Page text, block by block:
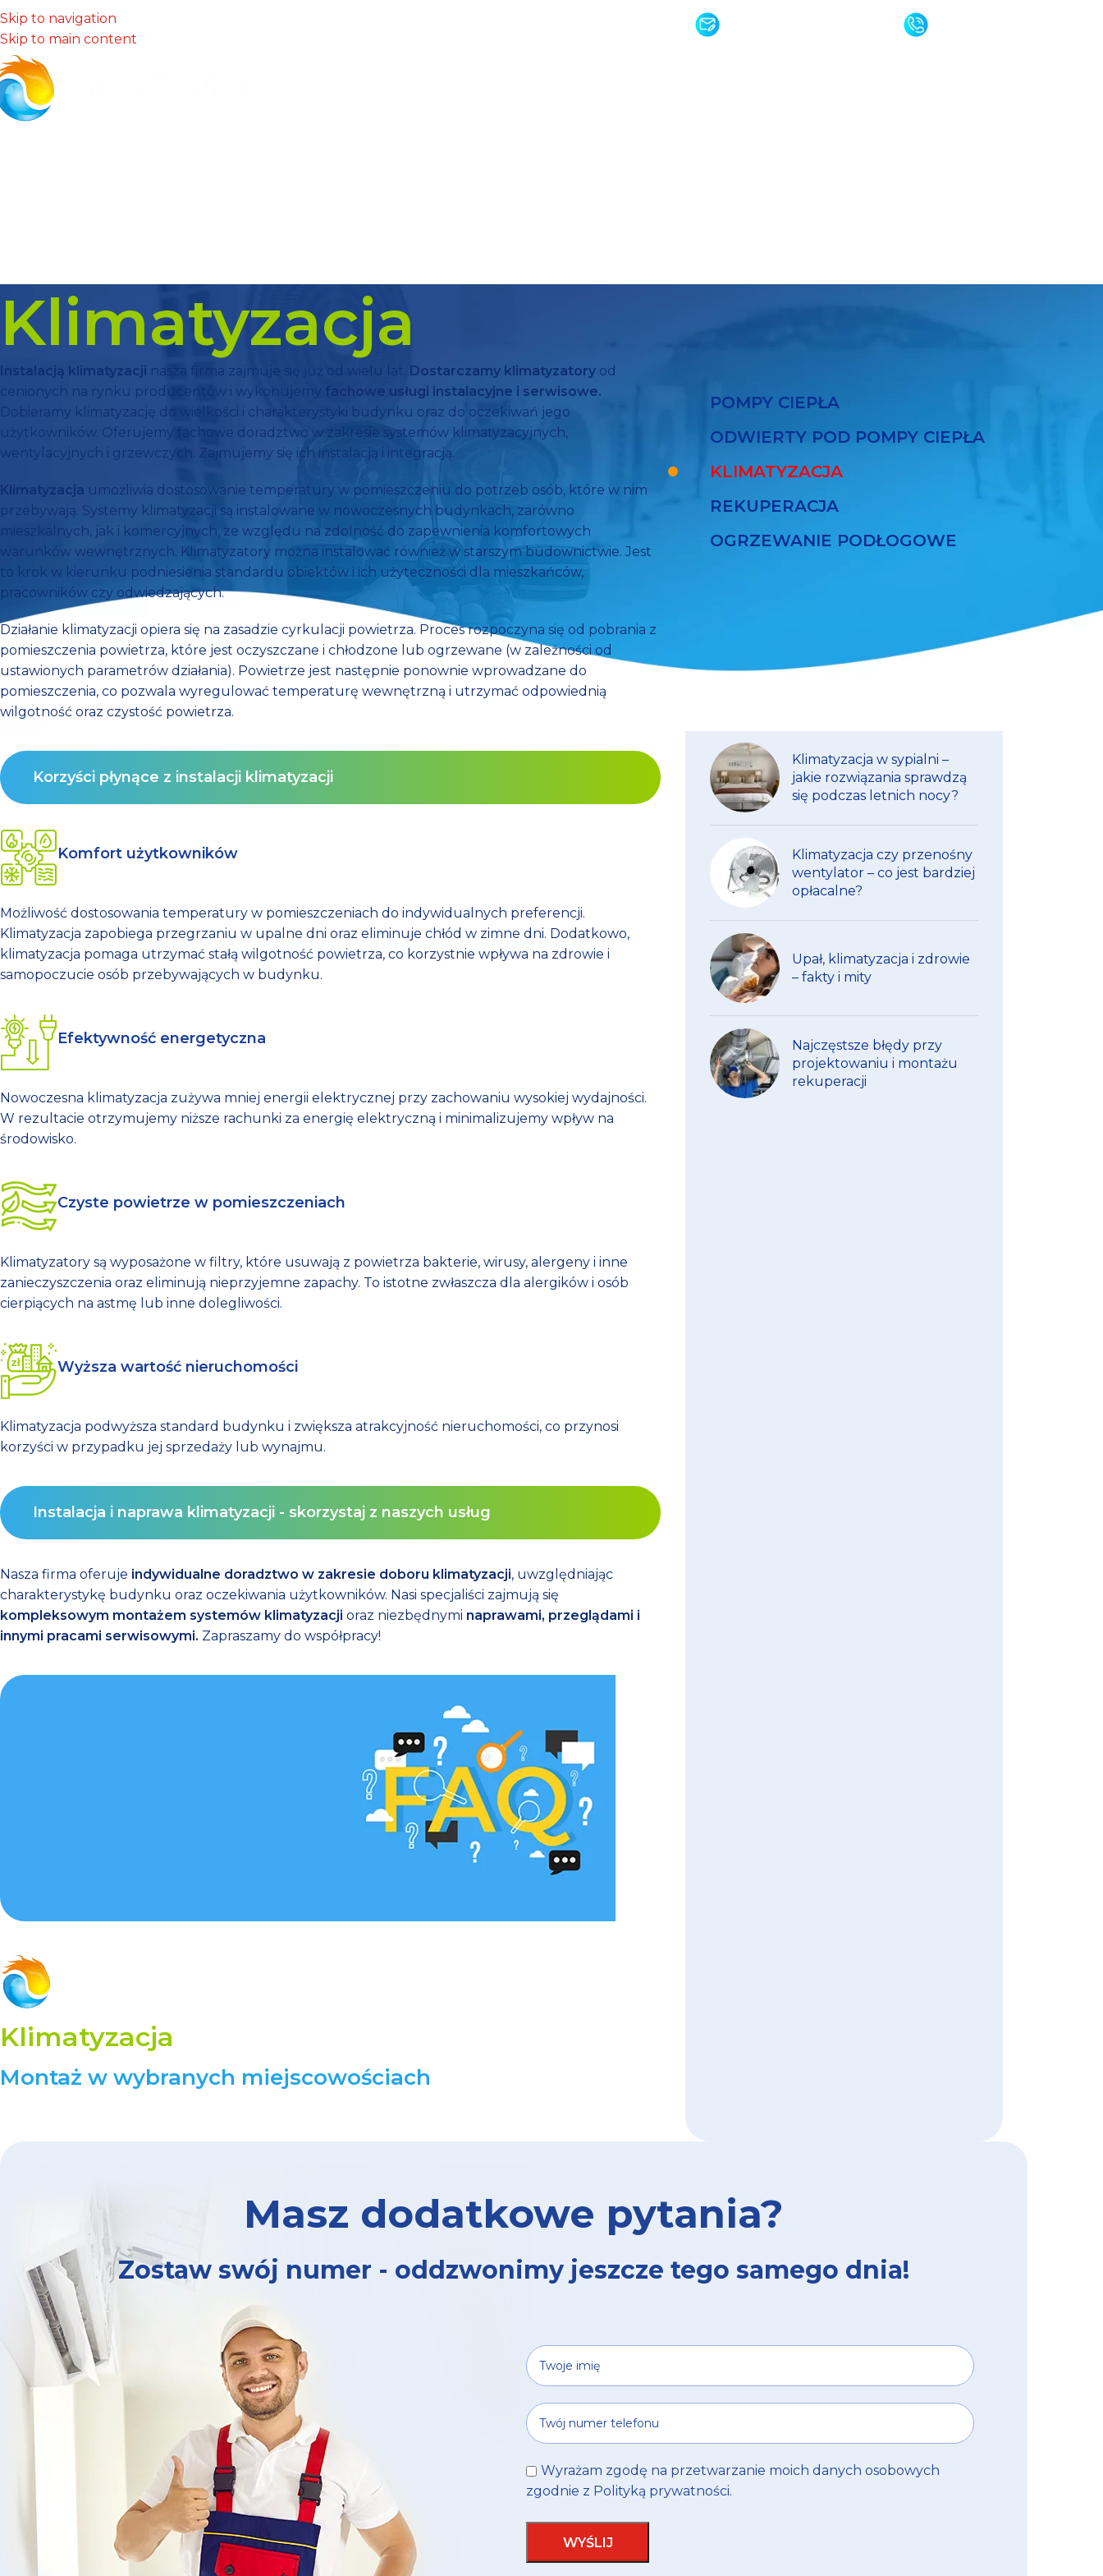
Skip to navigation
Skip to main content
Klimatyzacja
Instalacją klimatyzacji nasza firma zajmuje się już od wielu lat. Dostarczamy klimatyzatory od
cenionych na rynku producentów i wykonujemy
fachowe usługi instalacyjne i serwisowe.
Dobieramy klimatyzację do wielkości i charakterystyki budynku oraz do oczekiwań jego
użytkowników. Oferujemy fachowe doradztwo w zakresie systemów klimatyzacyjnych,
wentylacyjnych i grzewczych. Zajmujemy się ich instalacją i integracją.
Klimatyzacja umożliwia dostosowanie temperatury w pomieszczeniu do potrzeb osób, które w nim
przebywają. Systemy klimatyzacji są instalowane w nowoczesnych budynkach, zarówno
mieszkalnych, jak i komercyjnych, ze względu na zdolność do zapewnienia komfortowych
warunków wewnętrznych. Klimatyzatory można instalować również w starszym budownictwie. Jest
to krok w kierunku podniesienia standardu obiektów i ich użyteczności dla mieszkańców,
pracowników czy odwiedzających.
Działanie klimatyzacji opiera się na zasadzie cyrkulacji powietrza. Proces rozpoczyna się od pobrania z
pomieszczenia powietrza, które jest oczyszczane i chłodzone lub ogrzewane (w zależności od
ustawionych parametrów działania). Powietrze jest następnie ponownie wprowadzane do
pomieszczenia, co pozwala wyregulować temperaturę wewnętrzną i utrzymać odpowiednią
wilgotność oraz czystość powietrza.
Korzyści płynące z instalacji klimatyzacji
Komfort użytkowników
Możliwość dostosowania temperatury w pomieszczeniach do indywidualnych preferencji.
Klimatyzacja zapobiega przegrzaniu w upalne dni oraz eliminuje chłód w zimne dni. Dodatkowo,
klimatyzacja pomaga utrzymać stałą wilgotność powietrza, co korzystnie wpływa na zdrowie i
samopoczucie osób przebywających w budynku.
Efektywność energetyczna
Nowoczesna klimatyzacja zużywa mniej energii elektrycznej przy zachowaniu wysokiej wydajności.
W rezultacie otrzymujemy niższe rachunki za energię elektryczną i minimalizujemy wpływ na
środowisko.
Czyste powietrze w pomieszczeniach
Klimatyzatory są wyposażone w filtry, które usuwają z powietrza bakterie, wirusy, alergeny i inne
zanieczyszczenia oraz eliminują nieprzyjemne zapachy. To istotne zwłaszcza dla alergików i osób
cierpiących na astmę lub inne dolegliwości.
Wyższa wartość nieruchomości
Klimatyzacja podwyższa standard budynku i zwiększa atrakcyjność nieruchomości, co przynosi
korzyści w przypadku jej sprzedaży lub wynajmu.
Instalacja i naprawa klimatyzacji - skorzystaj z naszych usług
Nasza firma oferuje indywidualne doradztwo w zakresie doboru klimatyzacji, uwzględniając
charakterystykę budynku oraz oczekiwania użytkowników. Nasi specjaliści zajmują się
kompleksowym montażem systemów klimatyzacji oraz niezbędnymi naprawami, przeglądami i
innymi pracami serwisowymi. Zapraszamy do współpracy!
FAQ
pytania na temat instalacji i
użytkowania klimatyzacji
Klimatyzacja
Montaż w wybranych miejscowościach
POMPY CIEPŁA
ODWIERTY POD POMPY CIEPŁA
KLIMATYZACJA
REKUPERACJA
OGRZEWANIE PODŁOGOWE
Klimatyzacja multisplit –
Klimatyzacja w sypialni –
jakie rozwiązania sprawdzą
się podczas letnich nocy?
Klimatyzacja czy przenośny
wentylator – co jest bardziej
opłacalne?
Upał, klimatyzacja i zdrowie
– fakty i mity
Najczęstsze błędy przy
projektowaniu i montażu
rekuperacji
Masz dodatkowe pytania?
Zostaw swój numer - oddzwonimy jeszcze tego samego dnia!
Wyrażam zgodę na przetwarzanie moich danych osobowych
zgodnie z Polityką prywatności.